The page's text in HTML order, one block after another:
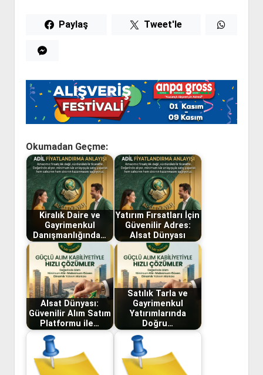
Paylaş Tweet'le
Okumadan Geçme:
Kiralık Daire ve
Gayrimenkul
Danışmanlığında…
Yatırım Fırsatları İçin
Güvenilir Adres:
Alsat Dünyası
Alsat Dünyası:
Güvenilir Alım Satım
Platformu ile…
Satılık Tarla ve
Gayrimenkul
Yatırımlarında
Doğru…